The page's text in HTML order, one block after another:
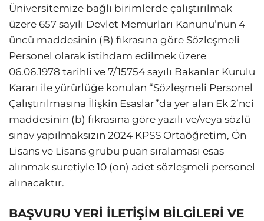
Üniversitemize bağlı birimlerde çalıştırılmak
üzere 657 sayılı Devlet Memurları Kanunu’nun 4
üncü maddesinin (B) fıkrasına göre Sözleşmeli
Personel olarak istihdam edilmek üzere
06.06.1978 tarihli ve 7/15754 sayılı Bakanlar Kurulu
Kararı ile yürürlüğe konulan “Sözleşmeli Personel
Çalıştırılmasına İlişkin Esaslar”da yer alan Ek 2’nci
maddesinin (b) fıkrasına göre yazılı ve/veya sözlü
sınav yapılmaksızın 2024 KPSS Ortaöğretim, Ön
Lisans ve Lisans grubu puan sıralaması esas
alınmak suretiyle 10 (on) adet sözleşmeli personel
alınacaktır.
BAŞVURU YERİ İLETİŞİM BİLGİLERİ VE